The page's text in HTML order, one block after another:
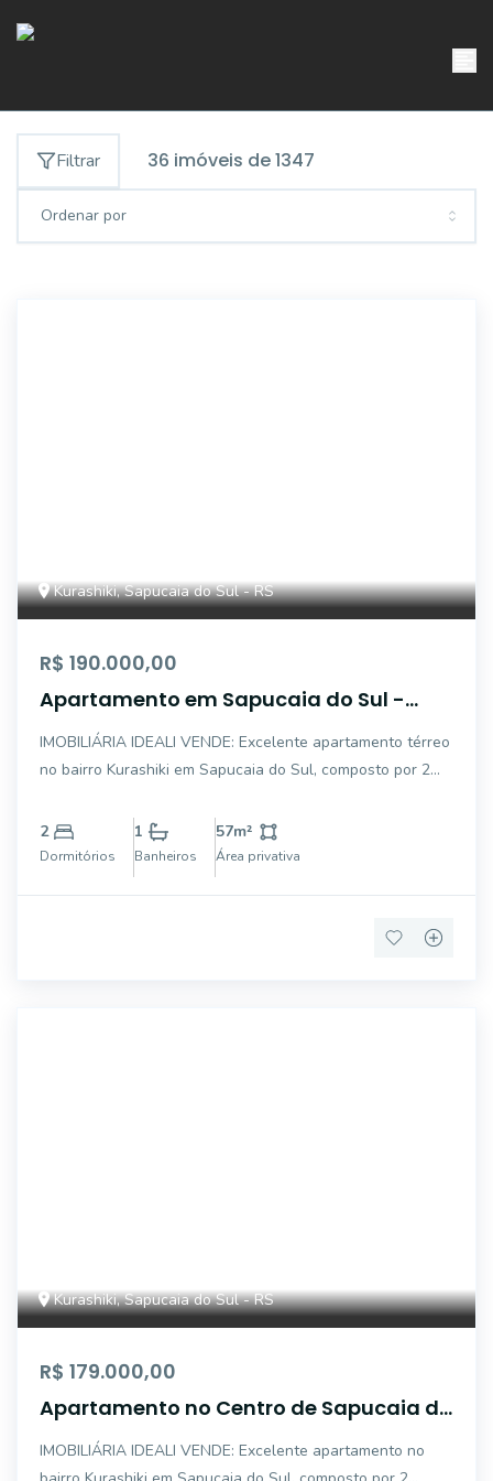
Filtrar 36 imóveis de1347
Ordenar por
Kurashiki, Sapucaia do Sul - RS
R$ 190.000,00
Apartamento em Sapucaia do Sul -
Bairro Kurashiki
IMOBILIÁRIA IDEALI VENDE: Excelente apartamento térreo
no bairro Kurashiki em Sapucaia do Sul, composto por 2
garagem individual. Condomínio com ótima infraestrutura,
portaria 24 horas, salão de fe
2
Dormitórios
1
Banheiros
57m²
Área privativa
Kurashiki, Sapucaia do Sul - RS
R$ 179.000,00
Apartamento no Centro de Sapucaia do
IMOBILIÁRIA IDEALI VENDE: Excelente apartamento no